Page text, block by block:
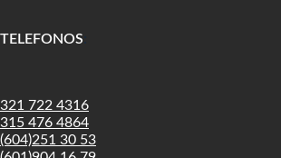
TELEFONOS
321 722 4316
315 476 4864
(604)251 30 53